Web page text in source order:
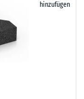
hinzufügen